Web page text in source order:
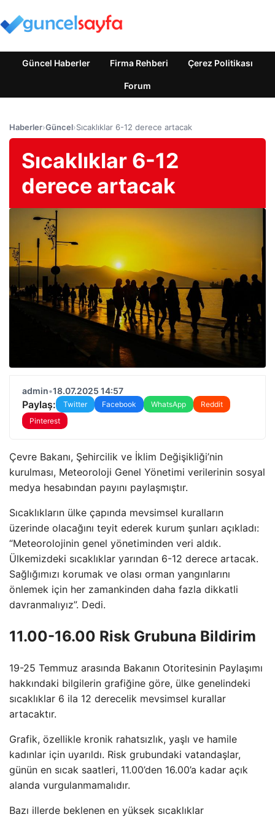
Güncel Haberler Firma Rehberi Çerez Politikası
Forum
Haberler›Güncel›Sıcaklıklar 6-12 derece artacak
Sıcaklıklar 6-12
derece artacak
admin•18.07.2025 14:57
Paylaş: Twitter Facebook WhatsApp
Reddit
Pinterest
Çevre Bakanı, Şehircilik ve İklim Değişikliği’nin
kurulması, Meteoroloji Genel Yönetimi verilerinin sosyal
medya hesabından payını paylaşmıştır.
Sıcaklıkların ülke çapında mevsimsel kuralların
üzerinde olacağını teyit ederek kurum şunları açıkladı:
“Meteorolojinin genel yönetiminden veri aldık.
Ülkemizdeki sıcaklıklar yarından 6-12 derece artacak.
Sağlığımızı korumak ve olası orman yangınlarını
önlemek için her zamankinden daha fazla dikkatli
davranmalıyız”. Dedi.
11.00-16.00 Risk Grubuna Bildirim
19-25 Temmuz arasında Bakanın Otoritesinin Paylaşımı
hakkındaki bilgilerin grafiğine göre, ülke genelindeki
sıcaklıklar 6 ila 12 derecelik mevsimsel kurallar
artacaktır.
Grafik, özellikle kronik rahatsızlık, yaşlı ve hamile
kadınlar için uyarıldı. Risk grubundaki vatandaşlar,
günün en sıcak saatleri, 11.00’den 16.00’a kadar açık
alanda vurgulanmamalıdır.
Bazı illerde beklenen en yüksek sıcaklıklar